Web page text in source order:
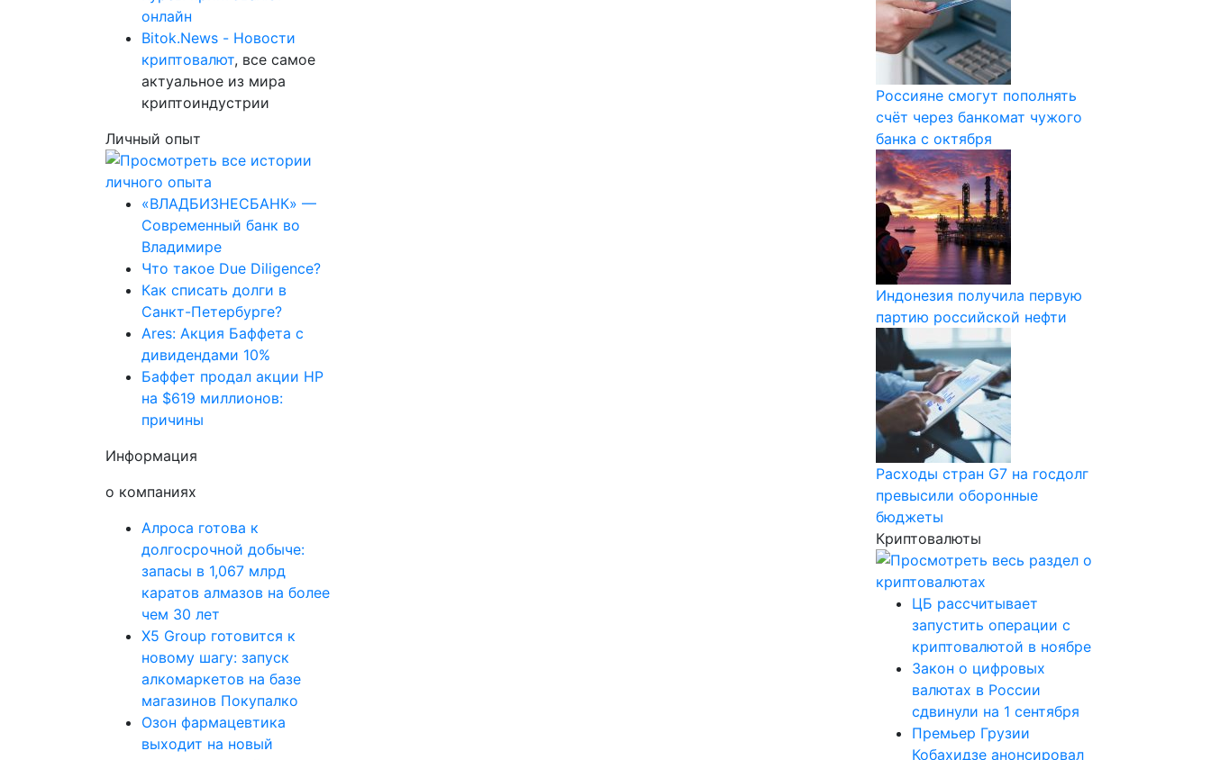
онлайн
Bitok.News - Новости
криптовалют, все самое
актуальное из мира
криптоиндустрии
Личный опыт
«ВЛАДБИЗНЕСБАНК» —
Современный банк во
Владимире
Что такое Due Diligence?
Как списать долги в
Санкт-Петербурге?
Ares: Акция Баффета с
дивидендами 10%
Баффет продал акции HP
на $619 миллионов:
причины
Информация
о компаниях
Алроса готова к
долгосрочной добыче:
запасы в 1,067 млрд
каратов алмазов на более
чем 30 лет
X5 Group готовится к
новому шагу: запуск
алкомаркетов на базе
магазинов Покупалко
Озон фармацевтика
выходит на новый
Россияне смогут пополнять
счёт через банкомат чужого
банка с октября
Индонезия получила первую
партию российской нефти
Расходы стран G7 на госдолг
превысили оборонные
бюджеты
Криптовалюты
ЦБ рассчитывает
запустить операции с
криптовалютой в ноябре
Закон о цифровых
валютах в России
сдвинули на 1 сентября
Премьер Грузии
Кобахидзе анонсировал